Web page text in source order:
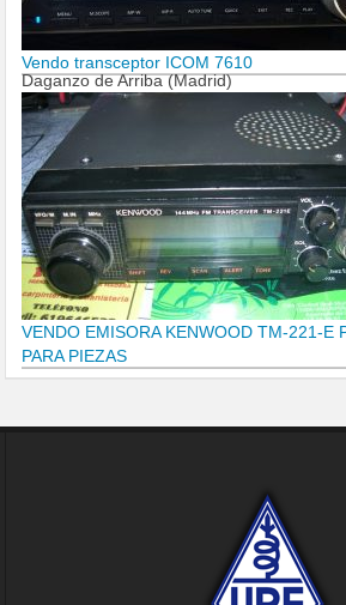
Vendo transceptor ICOM 7610
Daganzo de Arriba (Madrid)
VENDO EMISORA KENWOOD TM-221-E
PARA PIEZAS